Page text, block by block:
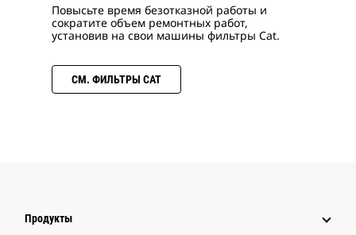
Повысьте время безотказной работы и
сократите объем ремонтных работ,
установив на свои машины фильтры Cat.
СМ. ФИЛЬТРЫ CAT
Продукты